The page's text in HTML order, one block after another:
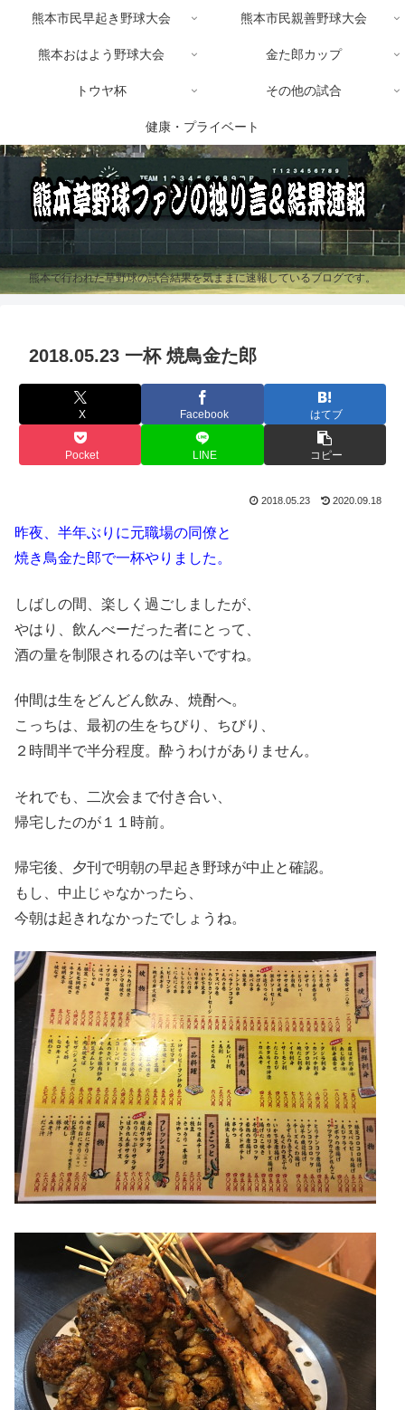
熊本で行われた草野球の試合結果を気ままに速報しているブログです。
熊本市民早起き野球大会 熊本市民親善野球大会
熊本おはよう野球大会 金た郎カップ
トウヤ杯 その他の試合
健康・プライベート
2018.05.23 一杯 焼鳥金た郎
X Facebook はてブ
Pocket LINE コピー
2018.05.23 2020.09.18
昨夜、半年ぶりに元職場の同僚と
焼き鳥金た郎で一杯やりました。
しばしの間、楽しく過ごしましたが、
やはり、飲んべーだった者にとって、
酒の量を制限されるのは辛いですね。
仲間は生をどんどん飲み、焼酎へ。
こっちは、最初の生をちびり、ちびり、
２時間半で半分程度。酔うわけがありません。
それでも、二次会まで付き合い、
帰宅したのが１１時前。
帰宅後、夕刊で明朝の早起き野球が中止と確認。
もし、中止じゃなかったら、
今朝は起きれなかったでしょうね。